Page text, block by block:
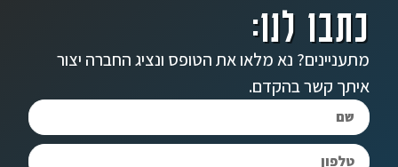
כתבו לנו:
מתעניינים? נא מלאו את הטופס ונציג החברה יצור
איתך קשר בהקדם.